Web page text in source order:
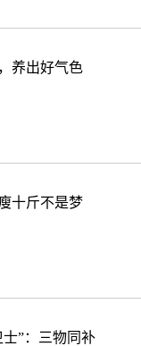
养出好气色
十斤不是梦
”：三物同补